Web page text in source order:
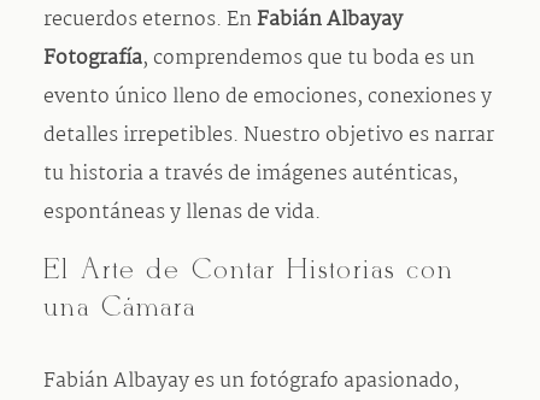
recuerdos eternos. EnFabián Albayay
Fotografía, comprendemos que tu boda es un
evento único lleno de emociones, conexiones y
detalles irrepetibles. Nuestro objetivo es narrar
tu historia a través de imágenes auténticas,
espontáneas y llenas de vida.
El Arte de Contar Historias con
una Cámara
Fabián Albayay es un fotógrafo apasionado,